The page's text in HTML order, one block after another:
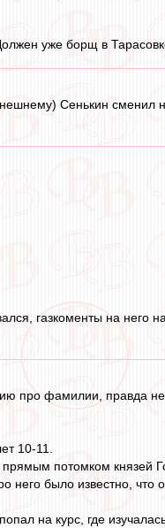
уже борщ в
Сенькин сменил
газкоменты на
про фамилии, правда
10-11.
потомком князей
было известно, что
на курс, где